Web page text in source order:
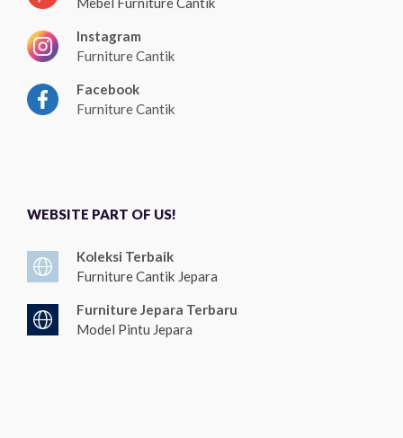
Instagram
Furniture Cantik
Facebook
Furniture Cantik
WEBSITE PART OF US!
Koleksi Terbaik
Furniture Cantik Jepara
Furniture Jepara Terbaru
Model Pintu Jepara